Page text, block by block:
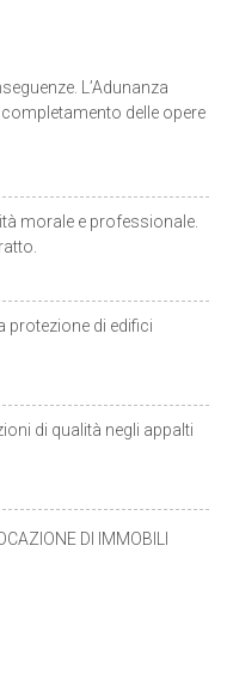
L’Adunanza
delle opere
morale e professionale.
protezione di edifici
di qualità negli appalti
DI IMMOBILI